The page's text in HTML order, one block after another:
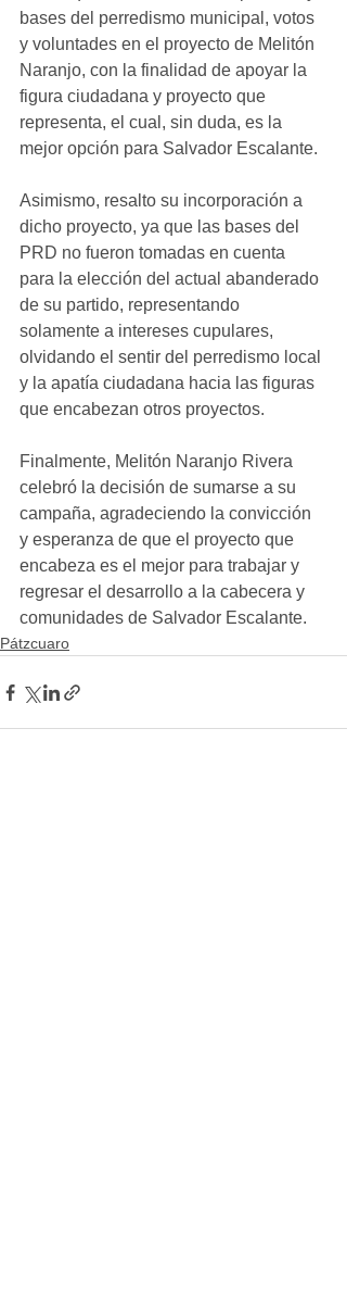
bases del perredismo municipal, votos
y voluntades en el proyecto de Melitón
Naranjo, con la finalidad de apoyar la
figura ciudadana y proyecto que
representa, el cual, sin duda, es la
mejor opción para Salvador Escalante.
Asimismo, resalto su incorporación a
dicho proyecto, ya que las bases del
PRD no fueron tomadas en cuenta
para la elección del actual abanderado
de su partido, representando
solamente a intereses cupulares,
olvidando el sentir del perredismo local
y la apatía ciudadana hacia las figuras
que encabezan otros proyectos.
Finalmente, Melitón Naranjo Rivera
celebró la decisión de sumarse a su
campaña, agradeciendo la convicción
y esperanza de que el proyecto que
encabeza es el mejor para trabajar y
regresar el desarrollo a la cabecera y
comunidades de Salvador Escalante.
Pátzcuaro